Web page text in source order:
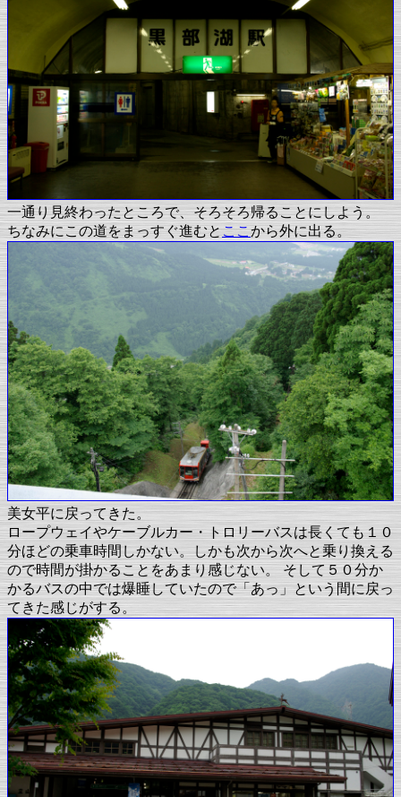
一通り見終わったところで、そろそろ帰ることにしよう。
ちなみにこの道をまっすぐ進むとここから外に出る。
美女平に戻ってきた。
ロープウェイやケーブルカー・トロリーバスは長くても１０
分ほどの乗車時間しかない。しかも次から次へと乗り換える
ので時間が掛かることをあまり感じない。 そして５０分か
かるバスの中では爆睡していたので「あっ」という間に戻っ
てきた感じがする。